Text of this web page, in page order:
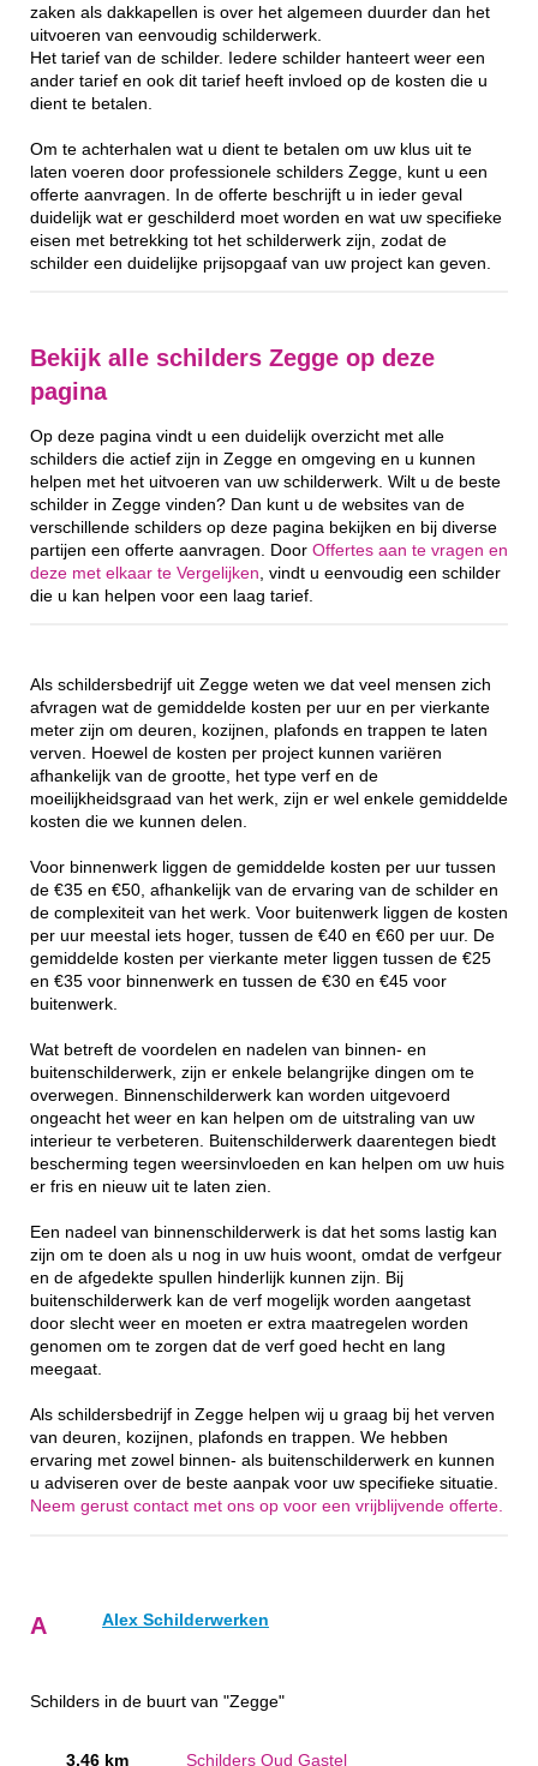
zaken als dakkapellen is over het algemeen duurder dan het
uitvoeren van eenvoudig schilderwerk.
Het tarief van de schilder. Iedere schilder hanteert weer een
ander tarief en ook dit tarief heeft invloed op de kosten die u
dient te betalen.
Om te achterhalen wat u dient te betalen om uw klus uit te
laten voeren door professionele schilders Zegge, kunt u een
offerte aanvragen. In de offerte beschrijft u in ieder geval
duidelijk wat er geschilderd moet worden en wat uw specifieke
eisen met betrekking tot het schilderwerk zijn, zodat de
schilder een duidelijke prijsopgaaf van uw project kan geven.
Bekijk alle schilders Zegge op deze
pagina
Op deze pagina vindt u een duidelijk overzicht met alle
schilders die actief zijn in Zegge en omgeving en u kunnen
helpen met het uitvoeren van uw schilderwerk. Wilt u de beste
schilder in Zegge vinden? Dan kunt u de websites van de
verschillende schilders op deze pagina bekijken en bij diverse
partijen een offerte aanvragen. Door Offertes aan te vragen en
deze met elkaar te Vergelijken , vindt u eenvoudig een schilder
die u kan helpen voor een laag tarief.
Als schildersbedrijf uit Zegge weten we dat veel mensen zich
afvragen wat de gemiddelde kosten per uur en per vierkante
meter zijn om deuren, kozijnen, plafonds en trappen te laten
verven. Hoewel de kosten per project kunnen variëren
afhankelijk van de grootte, het type verf en de
moeilijkheidsgraad van het werk, zijn er wel enkele gemiddelde
kosten die we kunnen delen.
Voor binnenwerk liggen de gemiddelde kosten per uur tussen
de €35 en €50, afhankelijk van de ervaring van de schilder en
de complexiteit van het werk. Voor buitenwerk liggen de kosten
per uur meestal iets hoger, tussen de €40 en €60 per uur. De
gemiddelde kosten per vierkante meter liggen tussen de €25
en €35 voor binnenwerk en tussen de €30 en €45 voor
buitenwerk.
Wat betreft de voordelen en nadelen van binnen- en
buitenschilderwerk, zijn er enkele belangrijke dingen om te
overwegen. Binnenschilderwerk kan worden uitgevoerd
ongeacht het weer en kan helpen om de uitstraling van uw
interieur te verbeteren. Buitenschilderwerk daarentegen biedt
bescherming tegen weersinvloeden en kan helpen om uw huis
er fris en nieuw uit te laten zien.
Een nadeel van binnenschilderwerk is dat het soms lastig kan
zijn om te doen als u nog in uw huis woont, omdat de verfgeur
en de afgedekte spullen hinderlijk kunnen zijn. Bij
buitenschilderwerk kan de verf mogelijk worden aangetast
door slecht weer en moeten er extra maatregelen worden
genomen om te zorgen dat de verf goed hecht en lang
meegaat.
Als schildersbedrijf in Zegge helpen wij u graag bij het verven
van deuren, kozijnen, plafonds en trappen. We hebben
ervaring met zowel binnen- als buitenschilderwerk en kunnen
u adviseren over de beste aanpak voor uw specifieke situatie.
Neem gerust contact met ons op voor een vrijblijvende offerte.
A Alex Schilderwerken
Schilders in de buurt van "Zegge"
3.46 km Schilders Oud Gastel